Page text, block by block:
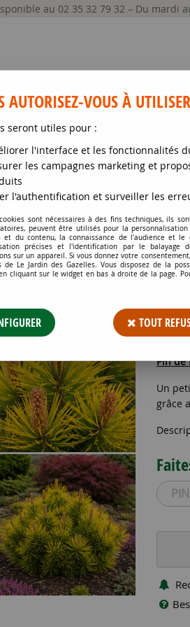
au 02 35 32 79 32 – Du mardi
GRAINES ET SEMENCES
développement Pin de
PIN
DE
24,
Pin de
Un
grâce
AUTORISEZ-VOUS À
seront utiles pour :
l'interface et les fonctionnalités
les campagnes marketing et
l'authentification et surveiller les
sont nécessaires à des fins techniques, ils
peuvent être utilisés pour la
et du contenu, la connaissance de l'audience et le
précises et l'identification par le balayage
sur un appareil. Si vous donnez votre
de Le Jardin des Gazelles. Vous disposez de la
cliquant sur le widget en bas à droite de la page.
TOUT